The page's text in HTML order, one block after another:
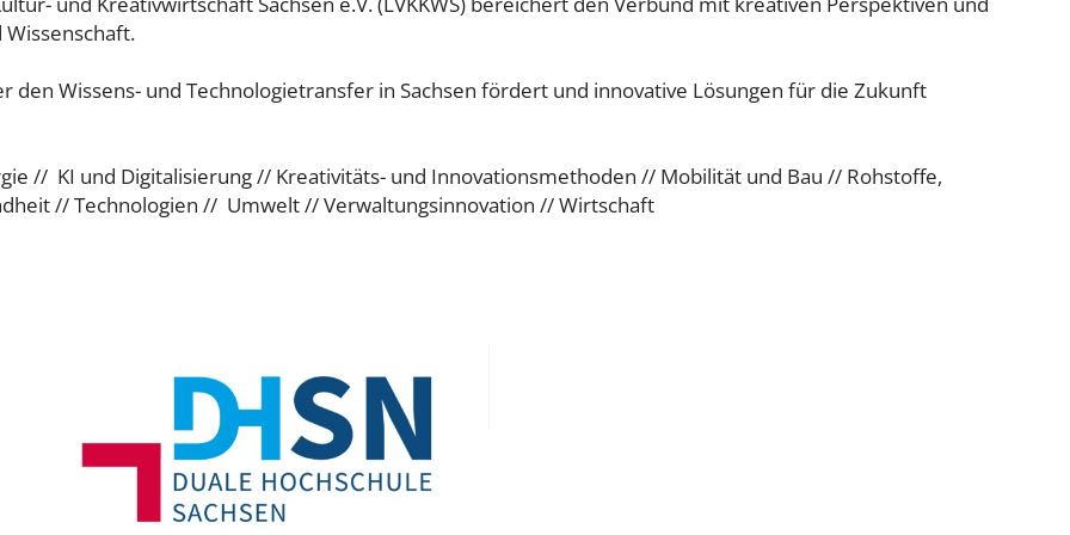
Wissens- und Technologietransfer in Sachsen fördert und innovative Lösungen für die Zukunft
// KI und Digitalisierung // Kreativitäts- und Innovationsmethoden // Mobilität und Bau // Rohstoffe,
// Technologien // Umwelt // Verwaltungsinnovation // Wirtschaft